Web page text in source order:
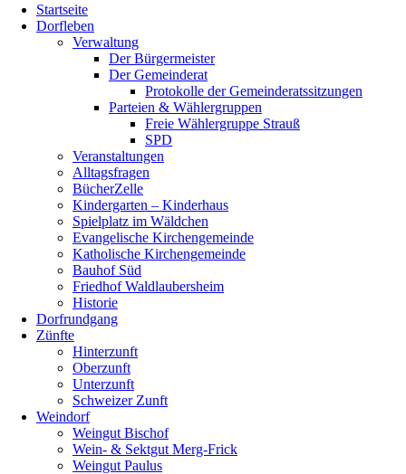
oben
scrollen
Startseite
Dorfleben
Verwaltung
Der Bürgermeister
Der Gemeinderat
Protokolle der Gemeinderatssitzungen
Parteien & Wählergruppen
Freie Wählergruppe Strauß
SPD
Veranstaltungen
Alltagsfragen
BücherZelle
Kindergarten – Kinderhaus
Spielplatz im Wäldchen
Evangelische Kirchengemeinde
Katholische Kirchengemeinde
Bauhof Süd
Friedhof Waldlaubersheim
Historie
Dorfrundgang
Zünfte
Hinterzunft
Oberzunft
Unterzunft
Schweizer Zunft
Weindorf
Weingut Bischof
Wein- & Sektgut Merg-Frick
Weingut Paulus